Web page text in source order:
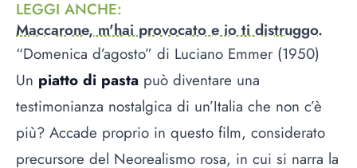
LEGGI ANCHE:
Maccarone, m'hai provocato e io ti distruggo.
“Domenica d’agosto” di Luciano Emmer (1950)
Un piatto di pasta può diventare una
testimonianza nostalgica di un’Italia che non c’è
più? Accade proprio in questo film, considerato
precursore del Neorealismo rosa, in cui si narra la